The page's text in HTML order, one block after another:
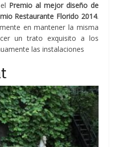
Premio al mejor diseño de
Restaurante Florido 2014.
en mantener la misma
un trato exquisito a los
las instalaciones